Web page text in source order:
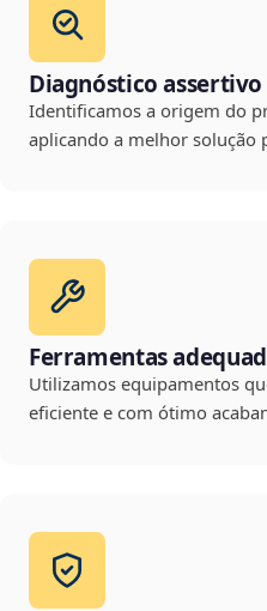
Diagnóstico assertivo
Identificamos a origem do
aplicando a melhor solução
Ferramentas
Utilizamos equipamentos
eficiente e com ótimo